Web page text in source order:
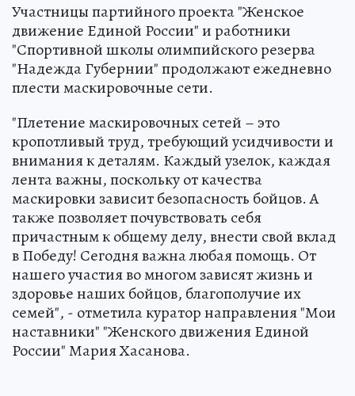
Участницы партийного проекта "Женское
движение Единой России" и работники
"Спортивной школы олимпийского резерва
"Надежда Губернии" продолжают ежедневно
плести маскировочные сети.
"Плетение маскировочных сетей – это
кропотливый труд, требующий усидчивости и
внимания к деталям. Каждый узелок, каждая
лента важны, поскольку от качества
маскировки зависит безопасность бойцов. А
также позволяет почувствовать себя
причастным к общему делу, внести свой вклад
в Победу! Сегодня важна любая помощь. От
нашего участия во многом зависят жизнь и
здоровье наших бойцов, благополучие их
семей", - отметила куратор направления "Мои
наставники" "Женского движения Единой
России" Мария Хасанова.